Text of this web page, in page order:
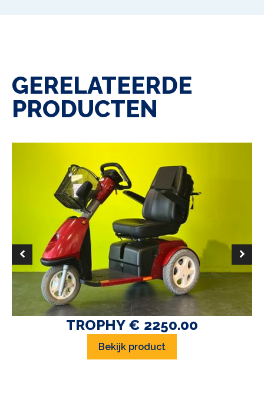
GERELATEERDE
PRODUCTEN
TROPHY € 2250.00
Bekijk product